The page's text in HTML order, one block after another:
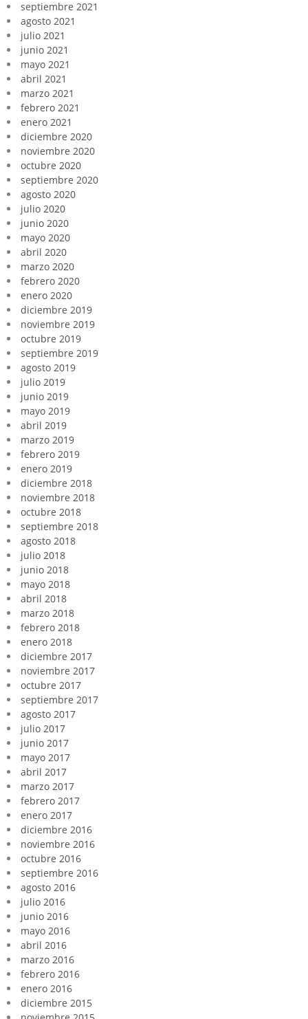
septiembre 2021
agosto 2021
julio 2021
junio 2021
mayo 2021
abril 2021
marzo 2021
febrero 2021
enero 2021
diciembre 2020
noviembre 2020
octubre 2020
septiembre 2020
agosto 2020
julio 2020
junio 2020
mayo 2020
abril 2020
marzo 2020
febrero 2020
enero 2020
diciembre 2019
noviembre 2019
octubre 2019
septiembre 2019
agosto 2019
julio 2019
junio 2019
mayo 2019
abril 2019
marzo 2019
febrero 2019
enero 2019
diciembre 2018
noviembre 2018
octubre 2018
septiembre 2018
agosto 2018
julio 2018
junio 2018
mayo 2018
abril 2018
marzo 2018
febrero 2018
enero 2018
diciembre 2017
noviembre 2017
octubre 2017
septiembre 2017
agosto 2017
julio 2017
junio 2017
mayo 2017
abril 2017
marzo 2017
febrero 2017
enero 2017
diciembre 2016
noviembre 2016
octubre 2016
septiembre 2016
agosto 2016
julio 2016
junio 2016
mayo 2016
abril 2016
marzo 2016
febrero 2016
enero 2016
diciembre 2015